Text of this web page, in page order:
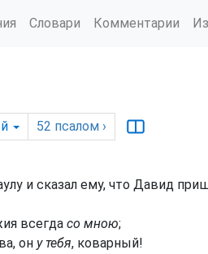
Словари Комментарии
52 псалом ›
и сказал ему, что Давид
всегда со мною;
он у тебя, коварный!